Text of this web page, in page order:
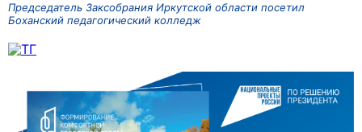
Председатель Заксобрания Иркутской области посетил
Боханский педагогический колледж